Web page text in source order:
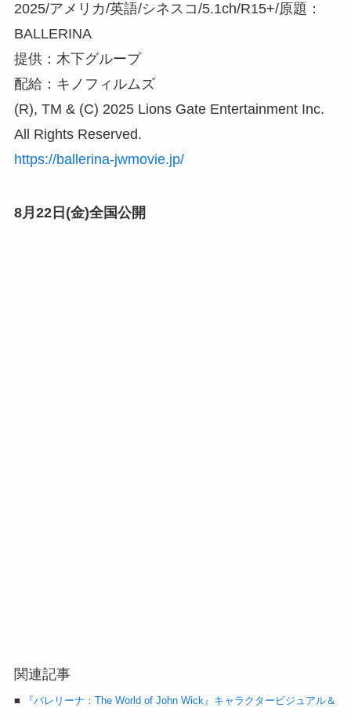
2025/アメリカ/英語/シネスコ/5.1ch/R15+/原題：
BALLERINA
提供：木下グループ
配給：キノフィルムズ
(R), TM & (C) 2025 Lions Gate Entertainment Inc.
All Rights Reserved.
https://ballerina-jwmovie.jp/
8月22日(金)全国公開
関連記事
■ 『バレリーナ：The World of John Wick』キャラクタービジュアル＆